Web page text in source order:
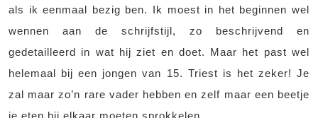
als ik eenmaal bezig ben. Ik moest in het beginnen wel
wennen aan de schrijfstijl, zo beschrijvend en
gedetailleerd in wat hij ziet en doet. Maar het past wel
helemaal bij een jongen van 15. Triest is het zeker! Je
zal maar zo’n rare vader hebben en zelf maar een beetje
je eten bij elkaar moeten sprokkelen.